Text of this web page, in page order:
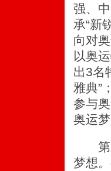
强、
承“新
向对
以奥
出3名
雅典”
参与
奥运
第三
梦想